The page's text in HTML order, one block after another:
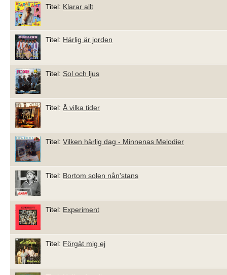
Titel: Klarar allt
Titel: Härlig är jorden
Titel: Sol och ljus
Titel: Å vilka tider
Titel: Vilken härlig dag - Minnenas Melodier
Titel: Bortom solen nån'stans
Titel: Experiment
Titel: Förgät mig ej